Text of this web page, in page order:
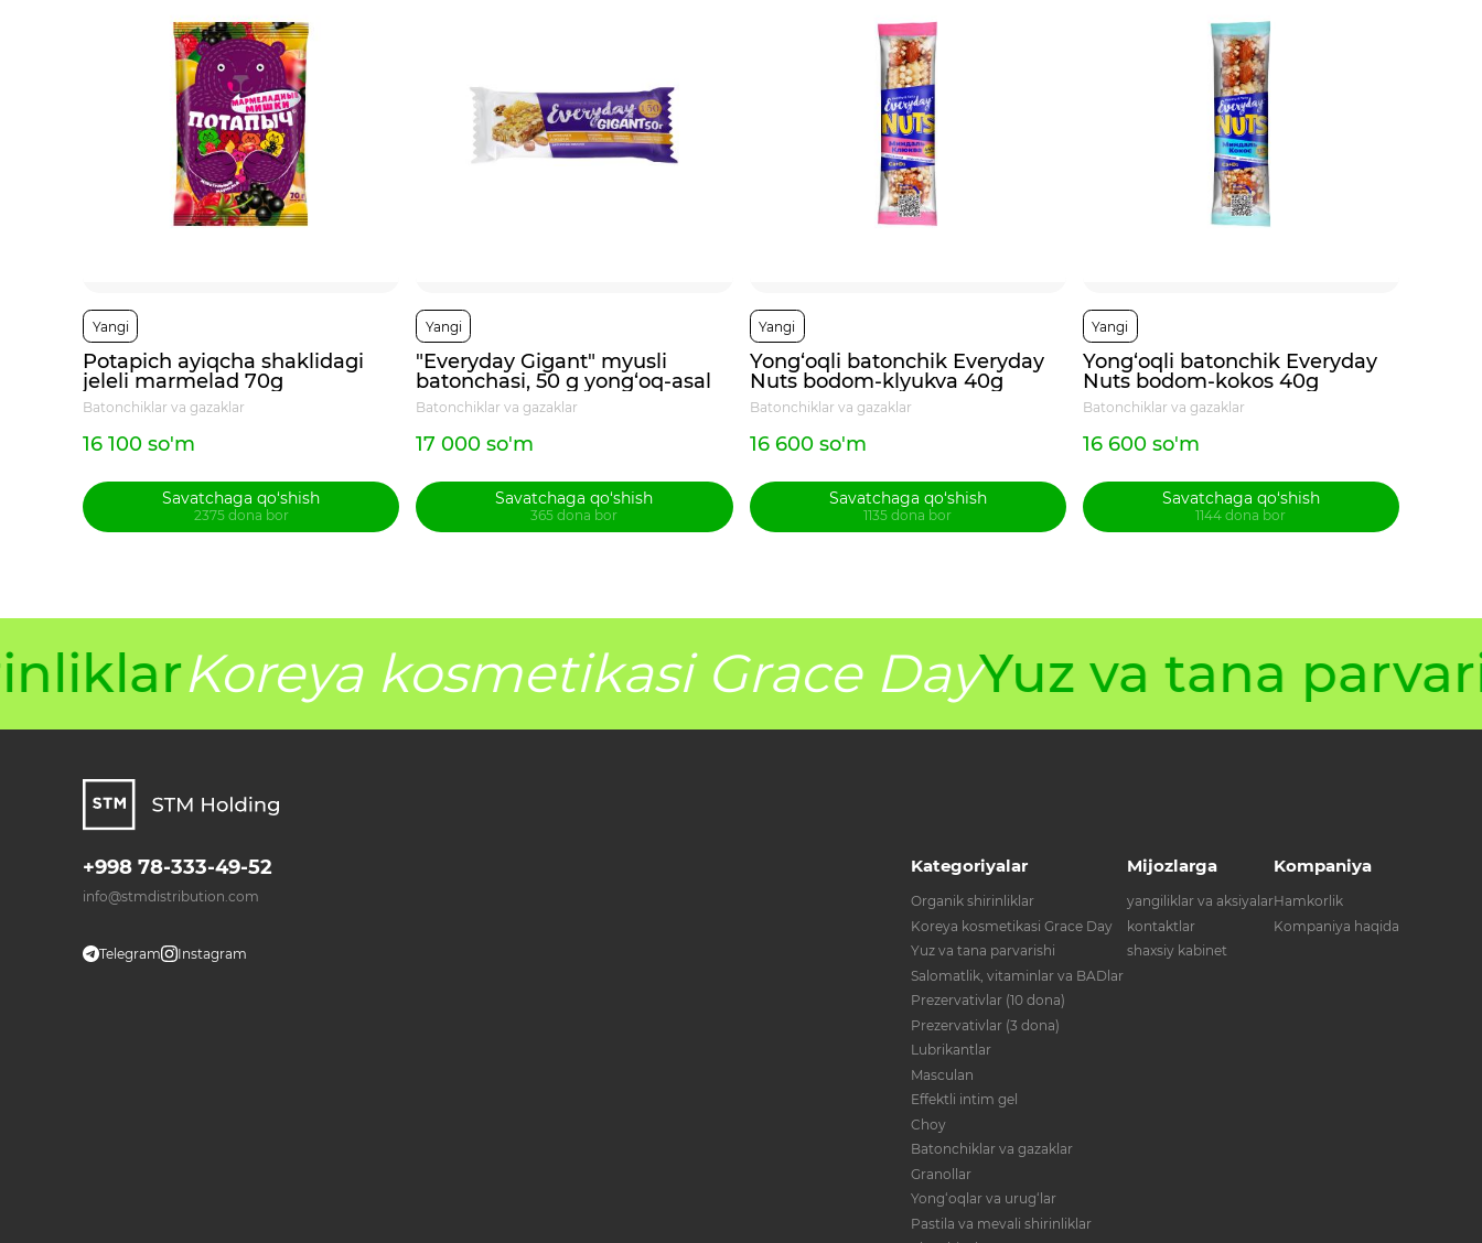
Yangi
Potapich ayiqcha shaklidagi
jeleli marmelad 70g
Batonchiklar va gazaklar
16 100 so'm
Savatchaga qo‘shish
2375 dona bor
Yangi
"Everyday Gigant" myusli
batonchasi, 50 g yong‘oq-asal
Batonchiklar va gazaklar
17 000 so'm
Savatchaga qo‘shish
365 dona bor
Yangi
Yong‘oqli batonchik Everyday
Nuts bodom-klyukva 40g
Batonchiklar va gazaklar
16 600 so'm
Savatchaga qo‘shish
1135 dona bor
Yangi
Yong‘oqli batonchik Everyday
Nuts bodom-kokos 40g
Batonchiklar va gazaklar
16 600 so'm
Savatchaga qo‘shish
1144 dona bor
Koreya kosmetikasi Grace DayYuz va tana
+998 78-333-49-52
info@stmdistribution.com
Telegram Instagram
Kategoriyalar
Organik shirinliklar
Koreya kosmetikasi Grace Day
Yuz va tana parvarishi
Salomatlik, vitaminlar va BADlar
Prezervativlar (10 dona)
Prezervativlar (3 dona)
Lubrikantlar
Masculan
Effektli intim gel
Choy
Batonchiklar va gazaklar
Granollar
Yong‘oqlar va urug‘lar
Pastila va mevali shirinliklar
Mijozlarga
yangiliklar va aksiyalar
kontaktlar
shaxsiy kabinet
Kompaniya
Hamkorlik
Kompaniya haqida